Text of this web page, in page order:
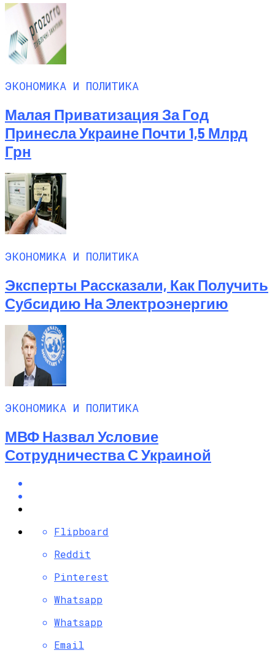
ЭКОНОМИКА И ПОЛИТИКА
Малая Приватизация За Год
Принесла Украине Почти 1,5 Млрд
Грн
ЭКОНОМИКА И ПОЛИТИКА
Эксперты Рассказали, Как Получить
Субсидию На Электроэнергию
ЭКОНОМИКА И ПОЛИТИКА
МВФ Назвал Условие
Сотрудничества С Украиной
Flipboard
Reddit
Pinterest
Whatsapp
Whatsapp
Email